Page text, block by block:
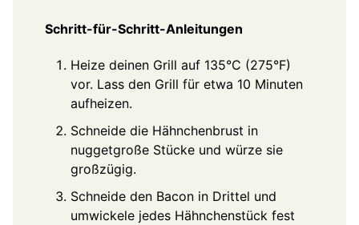
Schritt-für-Schritt-Anleitungen
Heize deinen Grill auf 135°C (275°F)
vor. Lass den Grill für etwa 10 Minuten
aufheizen.
Schneide die Hähnchenbrust in
nuggetgroße Stücke und würze sie
großzügig.
Schneide den Bacon in Drittel und
umwickele jedes Hähnchenstück fest